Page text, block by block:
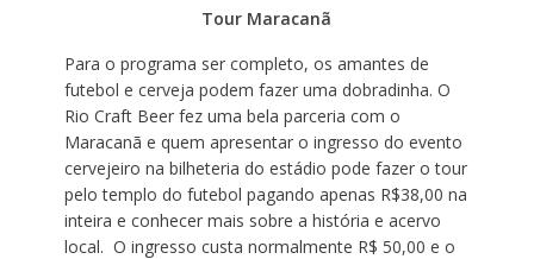
Tour Maracanã
Para o programa ser completo, os amantes de
futebol e cerveja podem fazer uma dobradinha. O
Rio Craft Beer fez uma bela parceria com o
Maracanã e quem apresentar o ingresso do evento
cervejeiro na bilheteria do estádio pode fazer o tour
pelo templo do futebol pagando apenas R$38,00 na
inteira e conhecer mais sobre a história e acervo
local. O ingresso custa normalmente R$ 50,00 e o